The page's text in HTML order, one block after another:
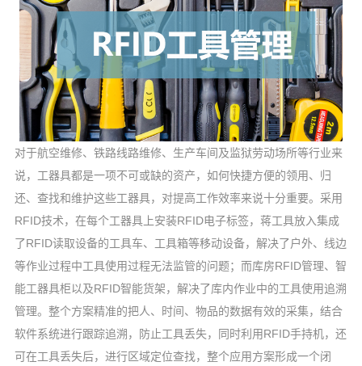
对于航空维修、铁路线路维修、生产车间及监狱劳动场所等行业来
说，工器具都是一项不可或缺的资产，如何快捷方便的领用、归
还、查找和维护这些工器具，对提高工作效率来说十分重要。采用
RFID技术，在每个工器具上安装RFID电子标签，蒋工具放入集成
了RFID读取设备的工具车、工具箱等移动设备，解决了户外、线边
等作业过程中工具使用过程无法监管的问题；而库房RFID管理、智
能工器具柜以及RFID智能货架，解决了库内作业中的工具使用追溯
管理。整个方案精准的把人、时间、物品的数据有效的采集，结合
软件系统进行跟踪追溯，防止工具丢失，同时利用RFID手持机，还
可在工具丢失后，进行区域定位查找，整个应用方案形成一个闭